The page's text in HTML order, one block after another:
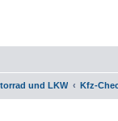
und LKW Kfz-